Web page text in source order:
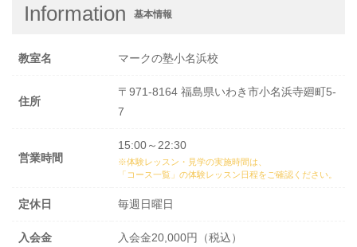
Information 基本情報
教室名 マークの塾小名浜校
住所
〒971-8164 福島県いわき市小名浜寺廻町5-
7
営業時間
15:00～22:30
※体験レッスン・見学の実施時間は、
「コース一覧」の体験レッスン日程をご確認ください。
定休日 毎週日曜日
入会金 入会金20,000円（税込）